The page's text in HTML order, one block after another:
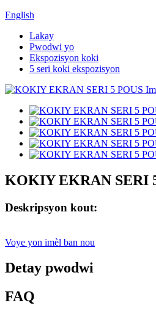
English
Lakay
Pwodwi yo
Ekspozisyon koki
5 seri koki ekspozisyon
KOKIY EKRAN SERI
Deskripsyon kout:
Voye yon imèl ban nou
Detay pwodwi
FAQ